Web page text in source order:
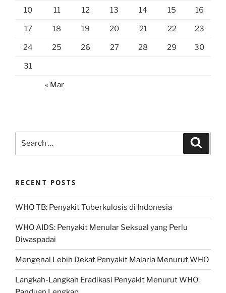
10 11 12 13 14 15 16
17 18 19 20 21 22 23
24 25 26 27 28 29 30
31
« Mar
RECENT POSTS
WHO TB: Penyakit Tuberkulosis di Indonesia
WHO AIDS: Penyakit Menular Seksual yang Perlu
Diwaspadai
Mengenal Lebih Dekat Penyakit Malaria Menurut WHO
Langkah-Langkah Eradikasi Penyakit Menurut WHO: